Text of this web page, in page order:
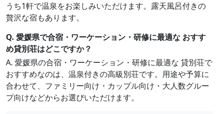
うち1軒で温泉をお楽しみいただけます。露天風呂付きの
贅沢な宿もあります。
Q. 愛媛県で合宿・ワーケーション・研修に最適な おすす
め貸別荘はどこですか？
A. 愛媛県の合宿・ワーケーション・研修に最適な 貸別荘で
おすすめなのは、温泉付きの高級別荘です。用途や予算に
合わせて、ファミリー向け・カップル向け・大人数グルー
プ向けなどからお選びいただけます。